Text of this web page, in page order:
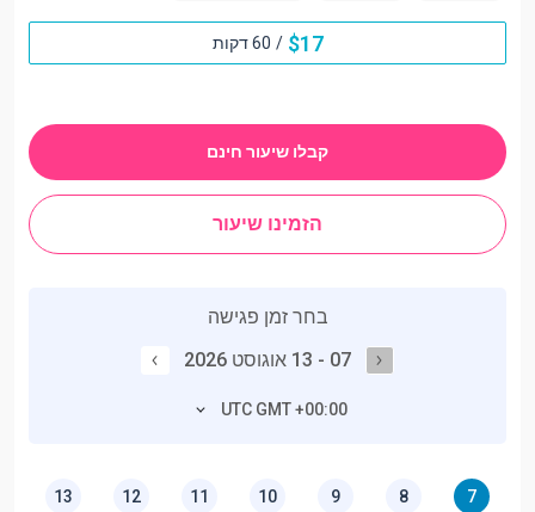
17
$
/ 60 דקות
קבלו שיעור חינם
הזמינו שיעור
בחר זמן פגישה
07 - 13 אוגוסט 2026
UTC GMT +00:00
7
8
9
10
11
12
13